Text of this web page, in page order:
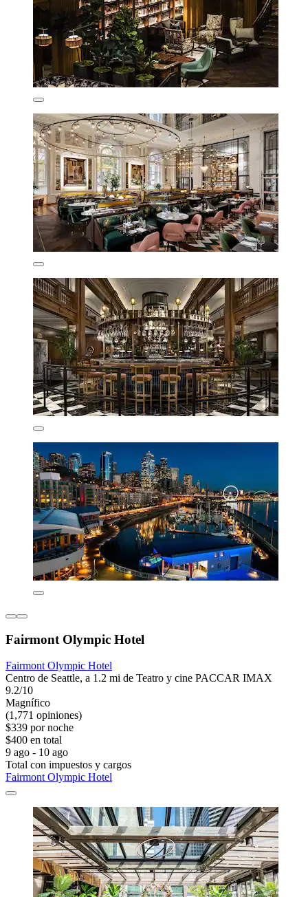
Fairmont Olympic Hotel
Fairmont Olympic Hotel
Centro de Seattle, a 1.2 mi de Teatro y cine PACCAR IMAX
9.2/10
Magnífico
(1,771 opiniones)
$339 por noche
$400 en total
9 ago - 10 ago
Total con impuestos y cargos
Fairmont Olympic Hotel